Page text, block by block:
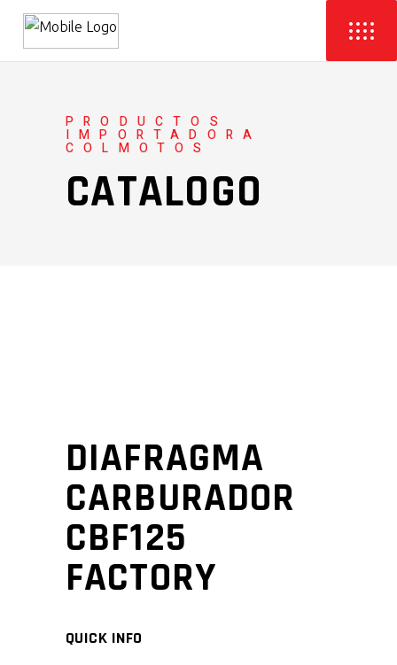
PRODUCTOS
IMPORTADORA
COLMOTOS
CATALOGO
DIAFRAGMA
CARBURADOR
CBF125
FACTORY
QUICK INFO